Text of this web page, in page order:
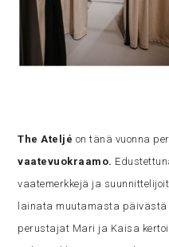
The Ateljé on tänä vuonna
vaatevuokraamo.
vaatemerkkejä ja
lainata muutamasta päivästä
perustajat Mari ja Kaisa